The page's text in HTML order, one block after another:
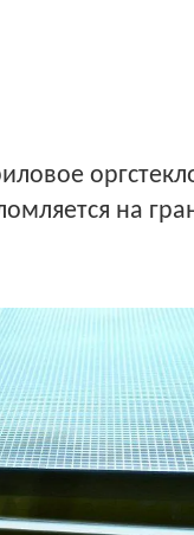
на